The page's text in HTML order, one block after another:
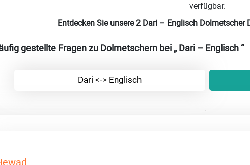
verfügbar.
Entdecken Sie unsere 2 Dari – Englisch Dolmetscher
gestellte Fragen zu Dolmetschern bei „ Dari – Englisch “
Dari <-> Englisch